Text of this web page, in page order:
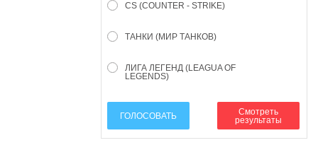
CS (COUNTER - STRIKE)
ТАНКИ (МИР ТАНКОВ)
ЛИГА ЛЕГЕНД (LEAGUA OF
LEGENDS)
ГОЛОСОВАТЬ
Смотреть
результаты